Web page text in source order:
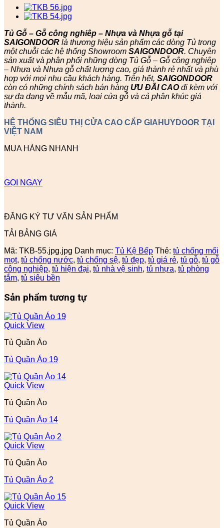
Tủ Gỗ – Gỗ công nghiêp – Nhựa và Nhựa gỗ tại
SAIGONDOOR là thương hiệu sản phẩm các dòng Tủ trong
một chuỗi các hệ thống Showroom SAIGONDOOR. Chuyên
sản xuất và phân phối những dòng Tủ Gỗ – Gỗ công nghiêp
– Nhựa và Nhựa gỗ chất lượng cao, giá thành rẻ nhất và phù
hợp với mọi nhu cầu khách hàng. Trên hết, SAIGONDOOR
còn có những chính sách bán hàng ƯU ĐÃI CAOđi kèm với
sự đa dạng về mẫu mã, loại cửa gỗ và cả phân khúc giá
thành.
HỆ THỐNG SIÊU THỊ CỬA CAO CẤP GIAHUYDOOR TẠI
VIỆT NAM
MUA HÀNG NHANH
GỌI NGAY
ĐĂNG KÝ TƯ VẤN SẢN PHẨM
TẢI BẢNG GIÁ
Mã: TKB-55.jpg.jpg Danh mục: Tủ Kệ Bếp Thẻ: tủ chống mối
mọt, tủ chống nước, tủ chống sệ, tủ đẹp, tủ giá rẻ, tủ gỗ, tủ gỗ
công nghiệp, tủ hiện đại, tủ nhà vệ sinh, tủ nhựa, tủ phòng
tắm, tủ siêu bền
Sản phẩm tương tự
Quick View
Tủ Quần Áo
Tủ Quần Áo 19
Quick View
Tủ Quần Áo
Tủ Quần Áo 14
Quick View
Tủ Quần Áo
Tủ Quần Áo 2
Quick View
Tủ Quần Áo